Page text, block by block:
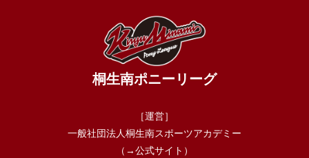
桐生南ポニーリーグ
［運営］
一般社団法人桐生南スポーツアカデミー
（→公式サイト ）